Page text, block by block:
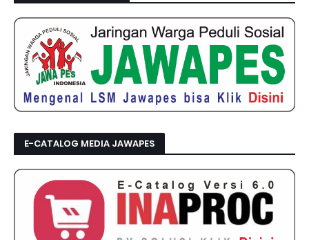
E-CATALOG MEDIA JAWAPES